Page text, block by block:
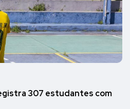
307 estudantes com